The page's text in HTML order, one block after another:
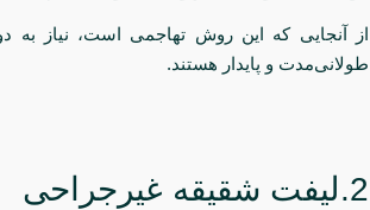
از آنجایی که این روش تهاجمی است، نیاز به
طولانی‌مدت و پایدار هستند.
2.لیفت شقیقه غیرجراحی